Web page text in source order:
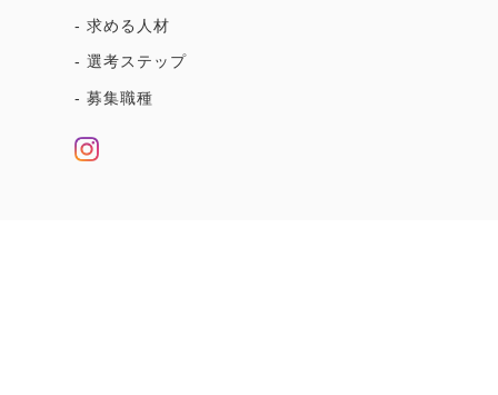
- 求める人材
- 選考ステップ
- 募集職種